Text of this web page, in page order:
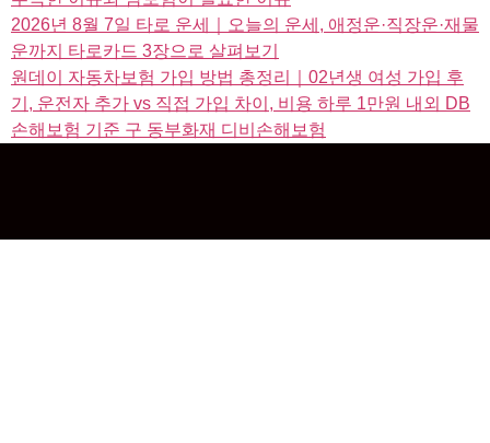
2026년 8월 7일 타로 운세｜오늘의 운세, 애정운·직장운·재물
운까지 타로카드 3장으로 살펴보기
원데이 자동차보험 가입 방법 총정리｜02년생 여성 가입 후
기, 운전자 추가 vs 직접 가입 차이, 비용 하루 1만원 내외 DB
손해보험 기준 구 동부화재 디비손해보험